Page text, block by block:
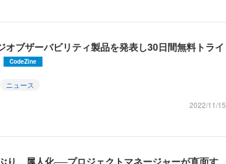
オブザーバビリティ製品を発表し30日間無料トライ
CodeZine
ニュース
2022/11/15
り、属人化──プロジェクトマネージャーが直面す